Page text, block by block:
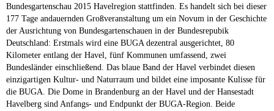
Bundesgartenschau 2015 Havelregion stattfinden. Es handelt sich bei dieser
177 Tage andauernden Großveranstaltung um ein Novum in der Geschichte
der Ausrichtung von Bundesgartenschauen in der Bundesrepubik
Deutschland: Erstmals wird eine BUGA dezentral ausgerichtet, 80
Kilometer entlang der Havel, fünf Kommunen umfassend, zwei
Bundesländer einschließend. Das blaue Band der Havel verbindet diesen
einzigartigen Kultur- und Naturraum und bildet eine imposante Kulisse für
die BUGA. Die Dome in Brandenburg an der Havel und der Hansestadt
Havelberg sind Anfangs- und Endpunkt der BUGA-Region. Beide